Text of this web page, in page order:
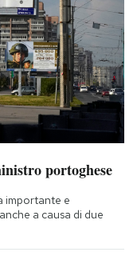
portoghese
importante e
a causa di due